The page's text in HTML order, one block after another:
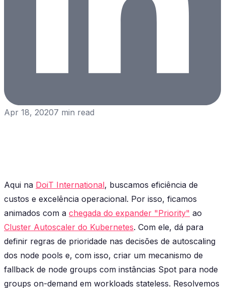
Apr 18, 20207 min read
Aqui na DoiT International, buscamos eficiência de
custos e excelência operacional. Por isso, ficamos
animados com a chegada do expander "Priority" ao
Cluster Autoscaler do Kubernetes. Com ele, dá para
definir regras de prioridade nas decisões de autoscaling
dos node pools e, com isso, criar um mecanismo de
fallback de node groups com instâncias Spot para node
groups on-demand em workloads stateless. Resolvemos